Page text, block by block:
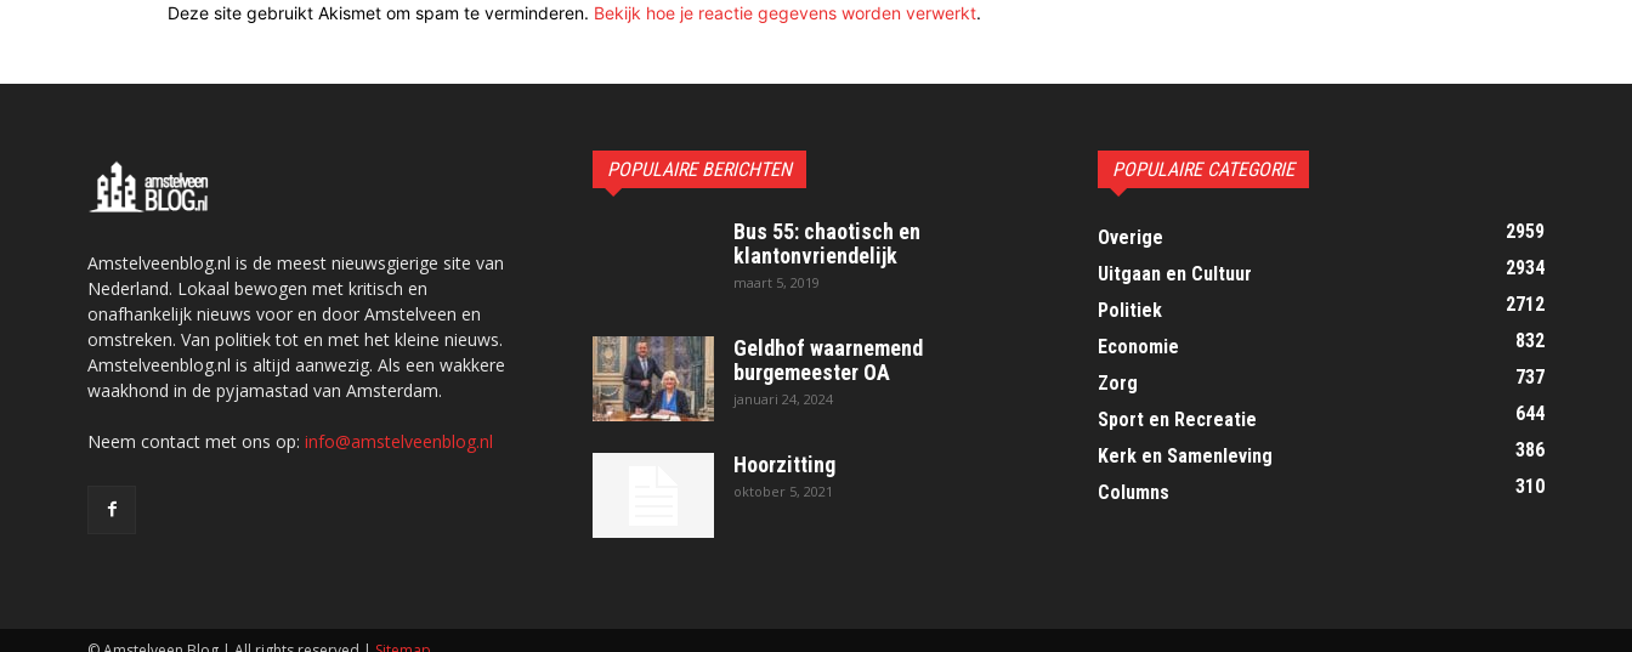
Deze site gebruikt Akismet om spam te verminderen. Bekijk hoe je reactie gegevens worden verwerkt.
Amstelveenblog.nl is de meest nieuwsgierige site van
Nederland. Lokaal bewogen met kritisch en
onafhankelijk nieuws voor en door Amstelveen en
omstreken. Van politiek tot en met het kleine nieuws.
Amstelveenblog.nl is altijd aanwezig. Als een wakkere
waakhond in de pyjamastad van Amsterdam.
Neem contact met ons op: info@amstelveenblog.nl
POPULAIRE BERICHTEN
Bus 55: chaotisch en
klantonvriendelijk
maart 5, 2019
Geldhof waarnemend
burgemeester OA
januari 24, 2024
Hoorzitting
oktober 5, 2021
POPULAIRE CATEGORIE
Overige
2959
Uitgaan en Cultuur
2934
Politiek
2712
Economie
832
Zorg
737
Sport en Recreatie
644
Kerk en Samenleving
386
Columns
310